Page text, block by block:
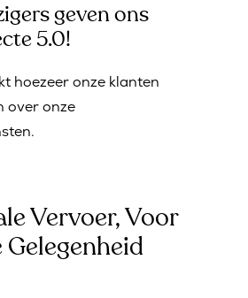
geven ons
5.0!
hoezeer onze klanten
over onze
Vervoer, Voor
Gelegenheid